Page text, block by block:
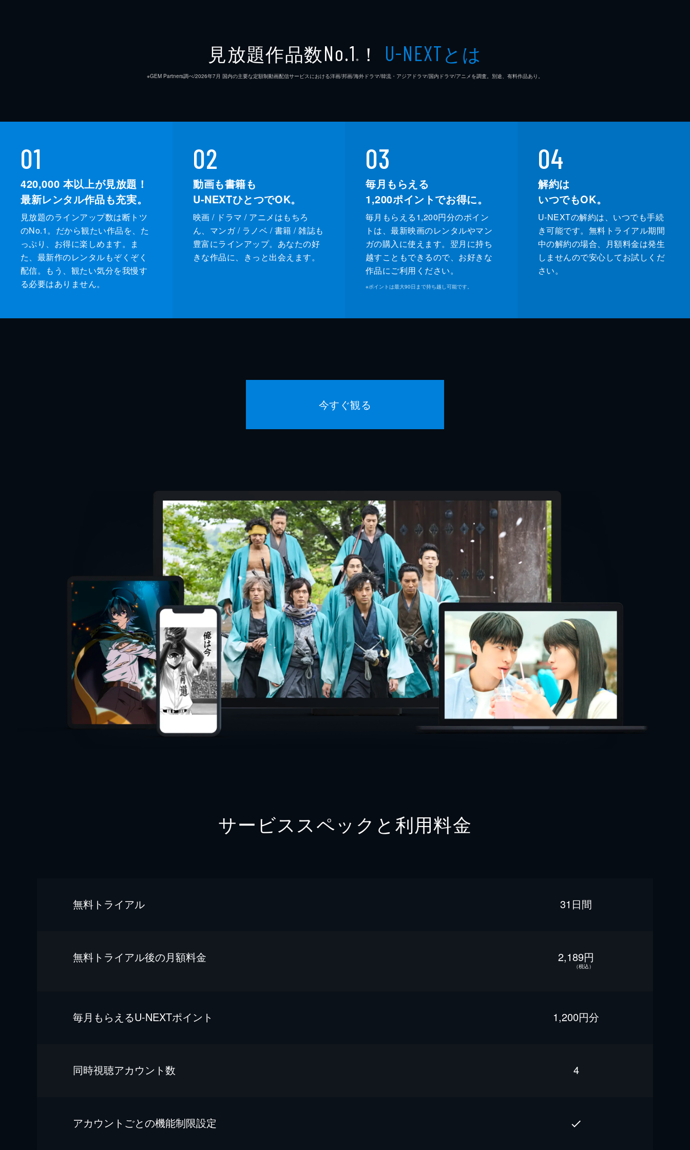
見放題作品数No.1 ※ ！ U-NEXTとは
※GEM Partners調べ/2026年7⽉ 国内の主要な定額制動画配信サービスにおける洋画/邦画/海外ドラマ/韓流・アジアドラマ/国内ドラマ/アニメを調査。別途、有料作品あり。
01
420,000 本以上が見放題！
最新レンタル作品も充実。
見放題のラインアップ数は断トツ
のNo.1。だから観たい作品を、た
っぷり、お得に楽しめます。ま
た、最新作のレンタルもぞくぞく
配信。もう、観たい気分を我慢す
る必要はありません。
02
動画も書籍も
U-NEXTひとつでOK。
映画 / ドラマ / アニメはもちろ
ん、マンガ / ラノベ / 書籍 / 雑誌も
豊富にラインアップ。あなたの好
きな作品に、きっと出会えます。
03
毎月もらえる
1,200ポイントでお得に。
毎月もらえる1,200円分のポイン
トは、最新映画のレンタルやマン
ガの購入に使えます。翌月に持ち
越すこともできるので、お好きな
作品にご利用ください。
※ポイントは最大90日まで持ち越し可能です。
04
解約は
いつでもOK。
U-NEXTの解約は、いつでも手続
き可能です。無料トライアル期間
中の解約の場合、月額料金は発生
しませんので安心してお試しくだ
さい。
今すぐ観る
サービススペックと利用料金
無料トライアル 31日間
無料トライアル後の⽉額料金 2,189円
（税込）
毎⽉もらえるU-NEXTポイント 1,200円分
同時視聴アカウント数 4
アカウントごとの機能制限設定